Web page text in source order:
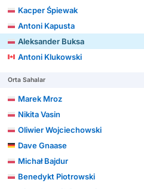
Kacper Śpiewak
Antoni Kapusta
Aleksander Buksa
Antoni Klukowski
Orta Sahalar
Marek Mroz
Nikita Vasin
Oliwier Wojciechowski
Dave Gnaase
Michał Bajdur
Benedykt Piotrowski